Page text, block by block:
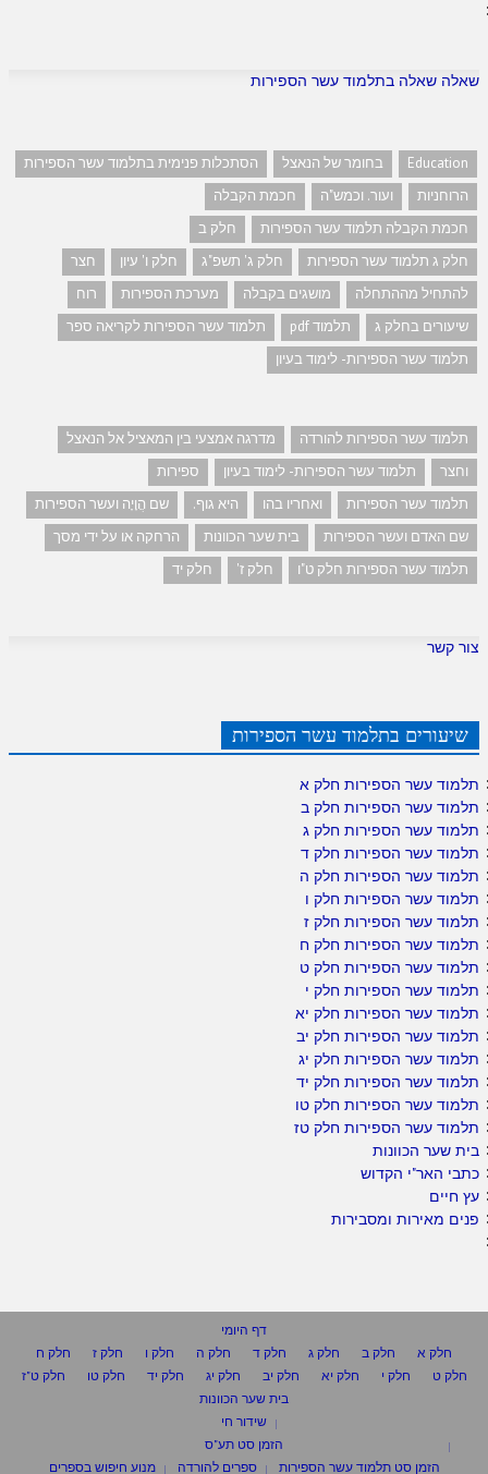
שאלה שאלה בתלמוד עשר הספירות
Education בחומר של הנאצל
הסתכלות פנימית בתלמוד עשר הספירות
הרוחניות
ועור. וכמש"ה
חכמת הקבלה
חכמת הקבלה תלמוד עשר הספירות
חלק ב
חלק ג תלמוד עשר הספירות
חלק ג' תשפ"ג חלק ו' עיון
חצר
להתחיל מההתחלה
מושגים בקבלה מערכת הספירות
רוח
שיעורים בחלק ג
תלמוד pdf
תלמוד עשר הספירות לקריאה ספר
תלמוד עשר הספירות- לימוד בעיון
תלמוד עשר הספירות להורדה
מדרגה אמצעי בין המאציל אל הנאצל
וחצר
תלמוד עשר הספירות- לימוד בעיון
ספירות
תלמוד עשר הספירות
ואחריו בהו היא גוף.
שם הֲוָיָה ועשר הספירות
שם האדם ועשר הספירות
בית שער הכוונות
הרחקה או על ידי מסך
תלמוד עשר הספירות חלק ט"ו
חלק ז' חלק יד
צור קשר
שיעורים בתלמוד עשר הספירות
תלמוד עשר הספירות חלק א
תלמוד עשר הספירות חלק ב
תלמוד עשר הספירות חלק ג
תלמוד עשר הספירות חלק ד
תלמוד עשר הספירות חלק ה
תלמוד עשר הספירות חלק ו
תלמוד עשר הספירות חלק ז
תלמוד עשר הספירות חלק ח
תלמוד עשר הספירות חלק ט
תלמוד עשר הספירות חלק י
תלמוד עשר הספירות חלק יא
תלמוד עשר הספירות חלק יב
תלמוד עשר הספירות חלק יג
תלמוד עשר הספירות חלק יד
תלמוד עשר הספירות חלק טו
תלמוד עשר הספירות חלק טז
בית שער הכוונות
כתבי האר"י הקדוש
עץ חיים
פנים מאירות ומסבירות
דף היומי
חלק א
חלק ב חלק ג חלק ד חלק ה חלק ו חלק ז
חלק ח
חלק ט
חלק י חלק יא חלק יב חלק יג חלק יד חלק טו
חלק ט"ז
בית שער הכוונות
שידור חי
הזמן סט תע"ס
הזמן סט תלמוד עשר הספירות
ספרים להורדה מנוע חיפוש בספרים